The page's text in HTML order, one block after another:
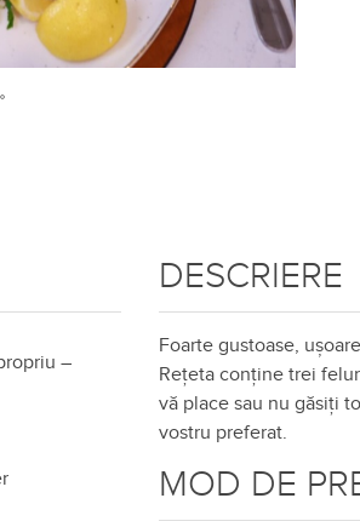
–
DESCRIERE
Foarte gustoase,
Rețeta conține trei
vă place sau nu găsiți
vostru preferat.
MOD DE